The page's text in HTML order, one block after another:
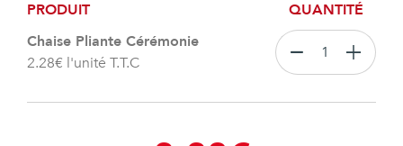
PRODUIT
QUANTITÉ
Chaise Pliante Cérémonie
2.28€ l'unité T.T.C